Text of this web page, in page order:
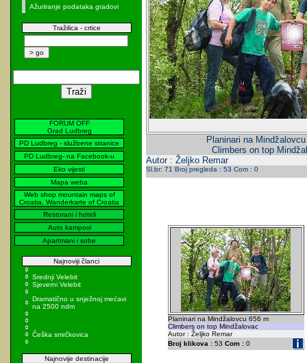
Ažuriranje podataka gradovi
Tražilica - crtice
FORUM OFF
Grad Ludbreg
PD Ludbreg - službene stranice
PD Ludbreg- na Facebook-u
Eko vijesti
Mapa weba
Web shop mountain maps of
Croatia, Wanderkarte of Croatia
Restorani i hoteli
Auto kampovi
Apartmani i sobe
Najnoviji članci
Srednji Velebit
Sjeverni Velebit
Dramatično u snježnoj mećavi
na 2500 ndm
Češka smrčkovica
Najnovije destinacije
Planinari na
Climbers on top
Autor : Željko Remar
Sl.br: 71 Broj pregleda : 53 Com : 0
Planinari na Mindžalovcu 656 m
Climbers on top Mindžalovac
Autor : Željko Remar
Broj klikova :53 Com :0